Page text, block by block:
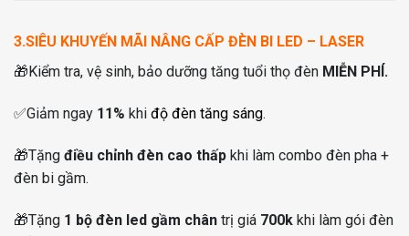
3.SIÊU KHUYẾN MÃI NÂNG CẤP ĐÈN BI LED – LASER
🎁 Kiểm tra, vệ sinh, bảo dưỡng tăng tuổi thọ đèn MIỄN PHÍ.
✅Giảm ngay 11% khi độ đèn tăng sáng.
🎁Tặng điều chỉnh đèn cao thấp khi làm combo đèn pha +
đèn bi gầm.
🎁Tặng 1 bộ đèn led gầm chân trị giá 700k khi làm gói đèn